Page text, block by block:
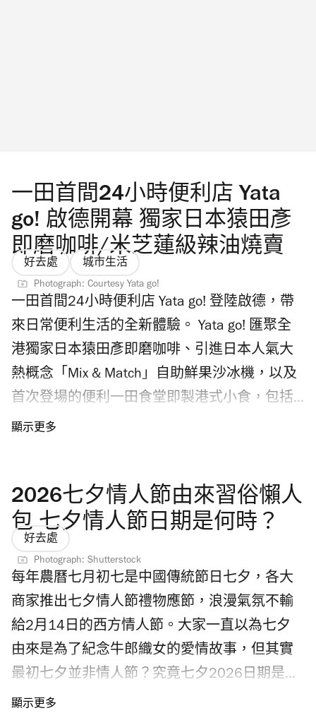
品？ 尖沙咀 Peaceminusone x《反斗奇兵》香
港限定店將首爾站快閃店的藝術空間概念重現
在海運大廈入口大堂（近 OT202號
Facesss），結合打卡位及限量產品。現場發售
全港首賣香港限定款式及約70款
Peaceminusone x《反斗奇兵》收藏品、潮流服
飾及生活用品，包括限定模型公仔、小雛菊珠
寶胸針、鑰匙圈、絲巾、棒球帽、貼紙、限定
手機殼等。入場必須購票，並預先網上登記，
在指定時間前往店內點選心頭好。
Peaceminusone x《反斗奇兵》香港藝術展有什
獨家展出一系列主題作品，超過20幅以《反斗
奇兵》角色及 Peaceminusone 小雛菊主題貼紙
鏡面掛畫及海報作品，風格涵蓋角色插畫、文
字藝術及黑白美學設計。美術館中央更設有時
空穿梭升降機打卡位及近2米高胡迪雕塑，特設
「The First Fan Dream Wall」，預先上網登記的
粉絲可以向《反斗奇兵》角色及
Peaceminusone 留訊息，還有體驗互動填色遊
一田首間24小時便利店 Yata
go! 啟德開幕 獨家日本猿田彥
即磨咖啡/米芝蓮級辣油燒賣
好去處 城市生活
Photograph: Courtesy Yata go!
一田首間24小時便利店 Yata go! 登陸啟德，帶
來日常便利生活的全新體驗。 Yata go! 匯聚全
港獨家日本猿田彥即磨咖啡、引進日本人氣大
熱概念「Mix & Match」自助鮮果沙冰機，以及
首次登場的便利一田食堂即製港式小食，包括
香料案內所辣油珍寶燒賣、李輝記沙嗲醬撈
合。 Yata go! 嚴選多款日本便利店熱門商品，
主打日本直送日本零食、急凍美食與特色選
物；更有逾百款日本各地飲品，如精釀啤酒包
羅三大巨頭——從麒麟、朝日、三得利，到深受
酒友喜愛的白啤、黑啤、極致麥酒，乃至坊間
少見的日本農園果酒、輕井澤生啤，以及期間
限定款式應有盡有；不少得還有話題零食及人
氣杯麵，其中日本茶類款式更超過70種。除了
Watts 透明折疊傘，同時提供收健食品、個人護
2026七夕情人節由來習俗懶人
包 七夕情人節日期是何時？
好去處
Photograph: Shutterstock
每年農曆七月初七是中國傳統節日七夕，各大
商家推出七夕情人節禮物應節，浪漫氣氛不輸
給2月14日的西方情人節。大家一直以為七夕
由來是為了紀念牛郎織女的愛情故事，但其實
最初七夕並非情人節？究竟七夕2026日期是何
時？即看七夕2026懶人包，由七夕情人節由來